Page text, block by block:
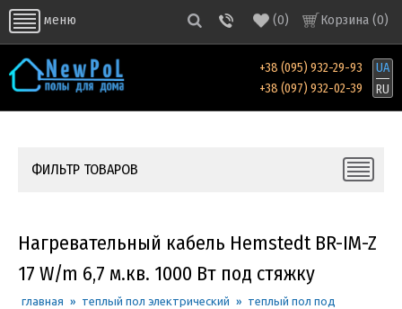
меню Корзина (0)
(0)
+38 (095) 932-29-93
+38 (097) 932-02-39
UA
RU
ФИЛЬТР ТОВАРОВ
Нагревательный кабель Hemstedt BR-IM-Z
17 W/m 6,7 м.кв. 1000 Вт под стяжку
главная » теплый пол электрический » теплый пол под